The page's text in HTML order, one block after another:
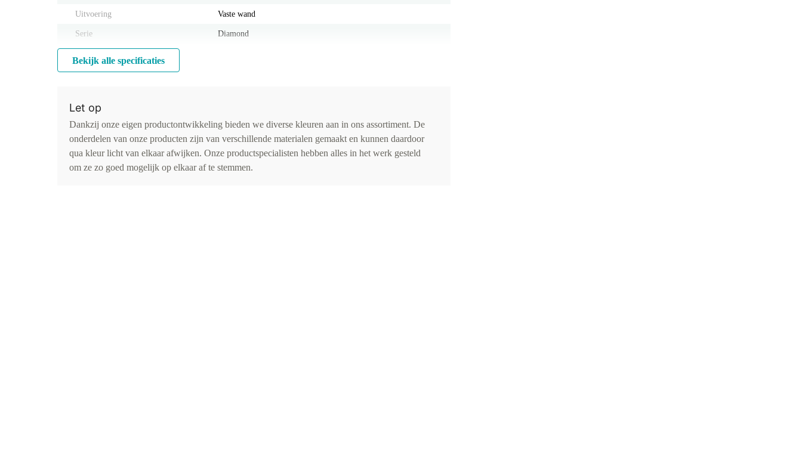
Uitvoering Vaste wand
Serie Diamond
Bekijk alle specificaties
Let op
Dankzij onze eigen productontwikkeling bieden we diverse kleuren aan in ons assortiment. De
onderdelen van onze producten zijn van verschillende materialen gemaakt en kunnen daardoor
qua kleur licht van elkaar afwijken. Onze productspecialisten hebben alles in het werk gesteld
om ze zo goed mogelijk op elkaar af te stemmen.